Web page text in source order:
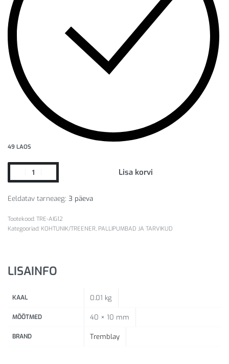
49 LAOS
Lisa korvi
Eeldatav tarneaeg: 3 päeva
TRE-AIG12
Kategooriad: KOHTUNIK/TREENER, PALLIPUMBAD JA TARVIKUD
LISAINFO
KAAL 0.01 kg
MÕÕTMED 40 × 10 mm
BRAND Tremblay